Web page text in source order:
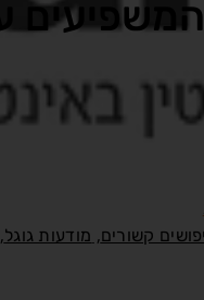
קשורים, מודעות גוגל,